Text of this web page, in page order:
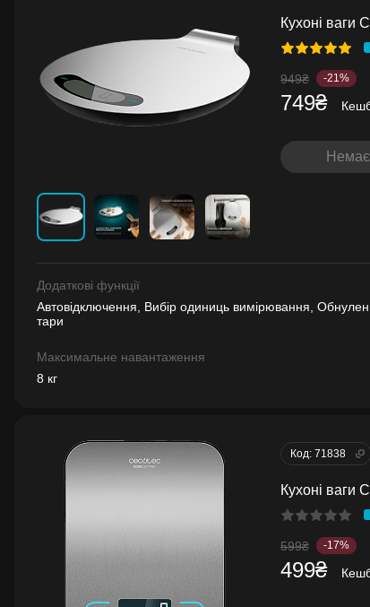
Кухоні ваги
949₴ -21%
749₴
Немає
Додаткові функції
Автовідключення, Вибір одиниць вимірювання,
тари
Максимальне навантаження
8 кг
Код: 71838
Кухоні ваги
599₴ -17%
499₴